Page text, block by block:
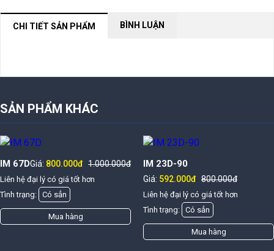
CHI TIẾT SẢN PHẨM BÌNH LUẬN
SẢN PHẨM KHÁC
IM 67DGiá:
Liên hệ đại lý có giá tốt hơn
Tình trạng: Có sẳn
Mua hàng
IM 23D-90
Giá:592.000đ
Liên hệ đại lý có giá tốt hơn
Tình trạng: Có sẳn
Mua hàng